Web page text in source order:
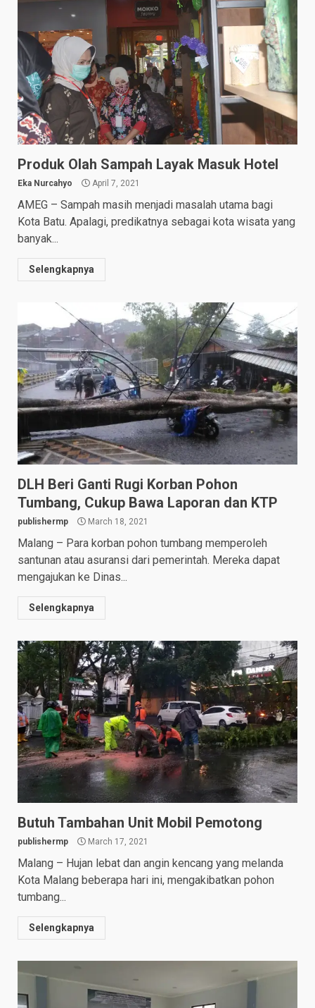
Produk Olah Sampah Layak Masuk Hotel
Eka Nurcahyo April 7, 2021
AMEG – Sampah masih menjadi masalah utama bagi
Kota Batu. Apalagi, predikatnya sebagai kota wisata yang
banyak...
Selengkapnya
DLH Beri Ganti Rugi Korban Pohon
Tumbang, Cukup Bawa Laporan dan KTP
publishermp March 18, 2021
Malang – Para korban pohon tumbang memperoleh
santunan atau asuransi dari pemerintah. Mereka dapat
mengajukan ke Dinas...
Selengkapnya
Butuh Tambahan Unit Mobil Pemotong
publishermp March 17, 2021
Malang – Hujan lebat dan angin kencang yang melanda
Kota Malang beberapa hari ini, mengakibatkan pohon
tumbang...
Selengkapnya